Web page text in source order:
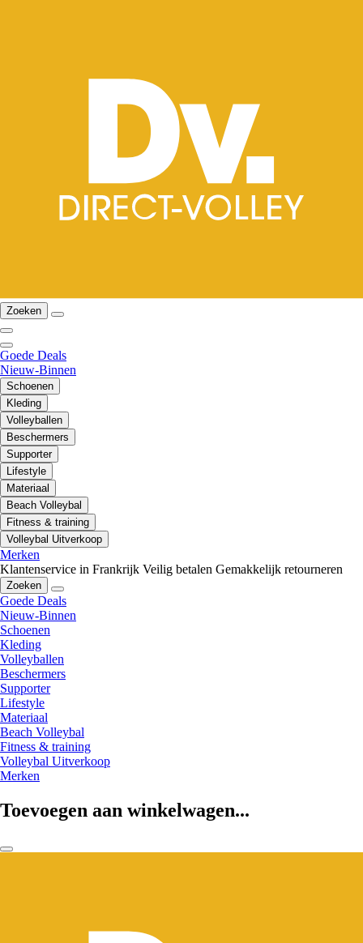
Zoeken
Goede Deals
Nieuw-Binnen
Schoenen
Kleding
Volleyballen
Beschermers
Supporter
Lifestyle
Materiaal
Beach Volleybal
Fitness & training
Volleybal Uitverkoop
Merken
Klantenservice in Frankrijk Veilig betalen Gemakkelijk retourneren
Zoeken
Goede Deals
Nieuw-Binnen
Schoenen
Kleding
Volleyballen
Beschermers
Supporter
Lifestyle
Materiaal
Beach Volleybal
Fitness & training
Volleybal Uitverkoop
Merken
Toevoegen aan winkelwagen...